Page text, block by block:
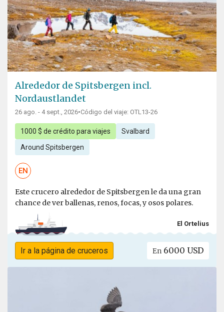
Alrededor de Spitsbergen incl.
Nordaustlandet
26 ago. - 4 sept., 2026•Código del viaje: OTL13-26
1000 $ de crédito para viajes Svalbard
Around Spitsbergen
EN
Este crucero alrededor de Spitsbergen le da una gran
chance de ver ballenas, renos, focas, y osos polares.
El Ortelius
Ir a la página de cruceros En 6000 USD